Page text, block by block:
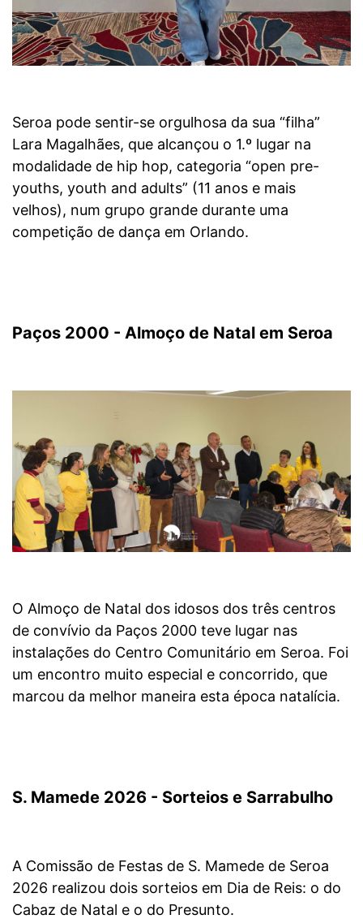
Seroa pode sentir-se orgulhosa da sua “filha”
Lara Magalhães, que alcançou o 1.º lugar na
modalidade de hip hop, categoria “open pre-
youths, youth and adults” (11 anos e mais
velhos), num grupo grande durante uma
competição de dança em Orlando.
Paços 2000 - Almoço de Natal em Seroa
O Almoço de Natal dos idosos dos três centros
de convívio da Paços 2000 teve lugar nas
instalações do Centro Comunitário em Seroa. Foi
um encontro muito especial e concorrido, que
marcou da melhor maneira esta época natalícia.
S. Mamede 2026 - Sorteios e Sarrabulho
A Comissão de Festas de S. Mamede de Seroa
2026 realizou dois sorteios em Dia de Reis: o do
Cabaz de Natal e o do Presunto.